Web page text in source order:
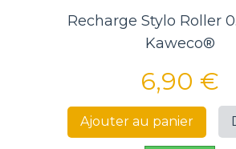
Recharge Stylo Roller
Kaweco®
6,90 €
Ajouter au panier